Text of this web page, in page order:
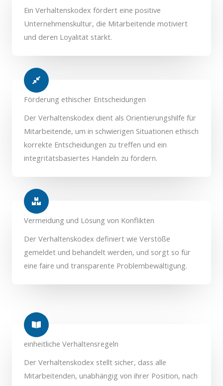
Ein Verhaltenskodex fördert eine positive
Unternehmenskultur, die Mitarbeitende motiviert
und deren Loyalität stärkt.
Förderung ethischer Entscheidungen
Der Verhaltenskodex dient als Orientierungshilfe für
Mitarbeitende, um in schwierigen Situationen ethisch
korrekte Entscheidungen zu treffen und ein
integritätsbasiertes Handeln zu fördern.
Vermeidung und Lösung von Konflikten
Der Verhaltenskodex definiert wie Verstöße
gemeldet und behandelt werden, und sorgt so für
eine faire und transparente Problembewältigung.
einheitliche Verhaltensregeln
Der Verhaltenskodex stellt sicher, dass alle
Mitarbeitenden, unabhängig von ihrer Position, nach